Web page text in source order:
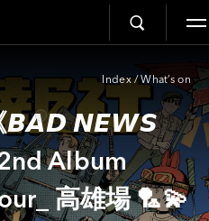
Index / What’s on
𝘽𝘼𝘿 𝙉𝙀𝙒𝙎
Album
高雄場 🏸💫